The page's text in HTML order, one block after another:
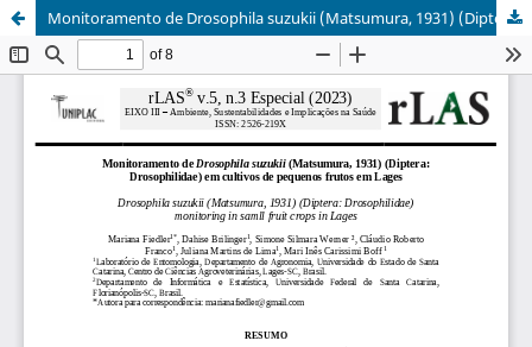
Monitoramento de Drosophila suzukii (Matsumura, 1931) (Diptera: Drosophilidae) em cultivos de pequenos frutos em Lages